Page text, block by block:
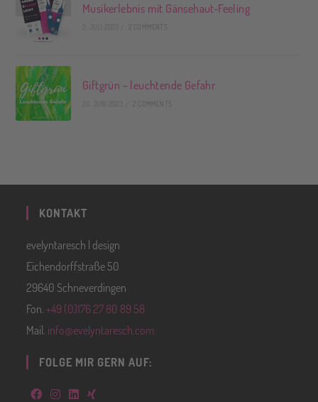
Musikerlebnis mit Gänsehaut-Feeling
2 COMMENTS
Giftgrün – leuchtende Gefahr
2 COMMENTS
KONTAKT
evelyntaresch | design
Eichendorffstraße 50
29640 Schneverdingen
Fon.+49 (0)176 27 80 89 58
Mail. info@evelyntaresch.com
FOLGE MIR GERN AUF: